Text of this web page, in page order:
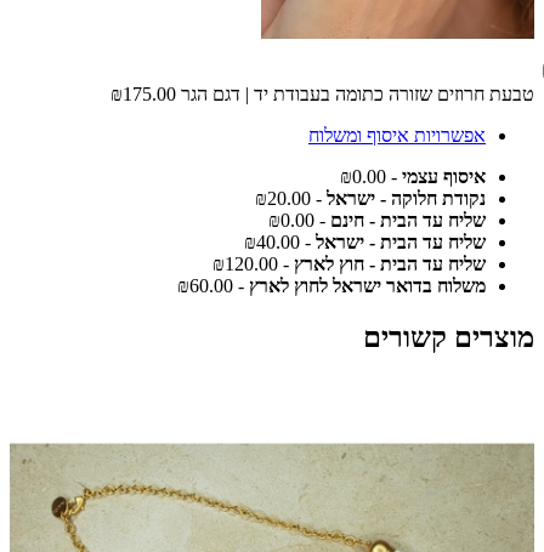
טבעת חרוזים שזורה כתומה בעבודת יד | דגם הגר ₪175.00
אפשרויות איסוף ומשלוח
איסוף עצמי - ₪0.00
נקודת חלוקה - ישראל - ₪20.00
שליח עד הבית - חינם - ₪0.00
שליח עד הבית - ישראל - ₪40.00
שליח עד הבית - חוץ לארץ - ₪120.00
משלוח בדואר ישראל לחוץ לארץ - ₪60.00
מוצרים קשורים